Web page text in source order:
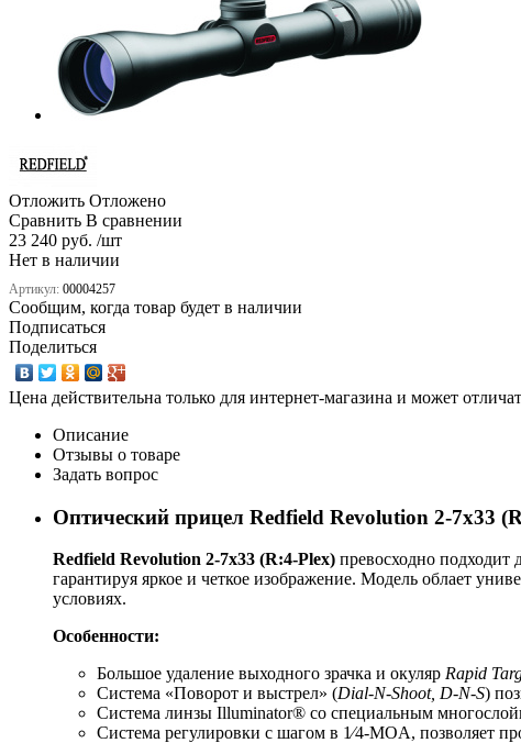
Отложить Отложено
Сравнить В сравнении
23 240 руб. /шт
Нет в наличии
Артикул: 00004257
Сообщим, когда товар будет в наличии
Подписаться
Поделиться
Цена действительна только для интернет-магазина и может
Описание
Отзывы о товаре
Задать вопрос
Оптический прицел Redfield Revolution 2-7x33
Redfield Revolution 2-7x33 (R:4-Plex) превосходно
гарантируя яркое и четкое изображение. Модель облает
условиях.
Особенности:
Большое удаление выходного зрачка и окуляр Rapid
Система «Поворот и выстрел» (Dial-N-Shoot, D-N-S)
Система линзы Illuminator® со специальным
Система регулировки с шагом в 1⁄4-MOA, позволяет